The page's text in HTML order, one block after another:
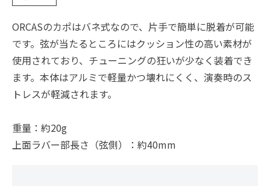
ORCASのカポはバネ式なので、片手で簡単に脱着が可能
です。弦が当たるところにはクッション性の高い素材が
使用されており、チューニングの狂いが少なく装着でき
ます。本体はアルミで軽量かつ壊れにくく、演奏時のス
トレスが軽減されます。
重量：約20g
上面ラバー部長さ（弦側）：約40mm